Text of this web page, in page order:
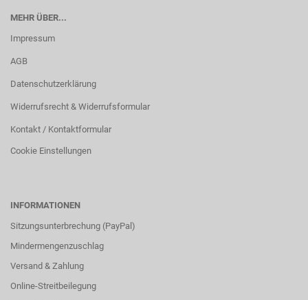
MEHR ÜBER...
Impressum
AGB
Datenschutzerklärung
Widerrufsrecht & Widerrufsformular
Kontakt / Kontaktformular
Cookie Einstellungen
INFORMATIONEN
Sitzungsunterbrechung (PayPal)
Mindermengenzuschlag
Versand & Zahlung
Online-Streitbeilegung